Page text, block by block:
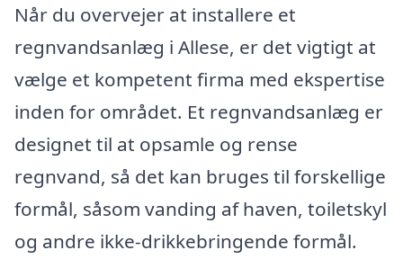
Når du overvejer at installere et
regnvandsanlæg i Allese, er det vigtigt at
vælge et kompetent firma med ekspertise
inden for området. Et regnvandsanlæg er
designet til at opsamle og rense
regnvand, så det kan bruges til forskellige
formål, såsom vanding af haven, toiletskyl
og andre ikke-drikkebringende formål.